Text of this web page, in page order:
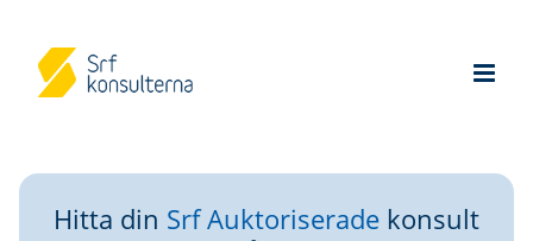
Hitta din Srf Auktoriserade konsult